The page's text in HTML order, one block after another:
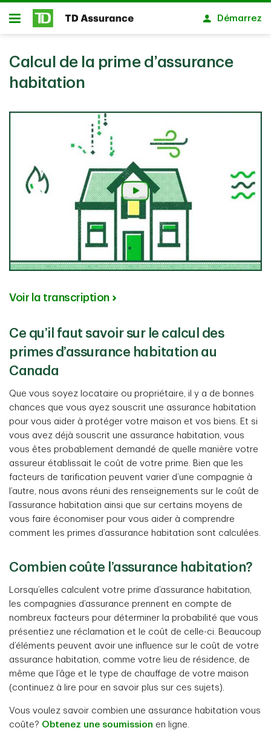
Passer au contenu principal
Ouvert
Démarrez
Calcul de la prime d’assurance
habitation
Voir la transcription
Ce qu’il faut savoir sur le calcul des
primes d’assurance habitation au
Canada
Que vous soyez locataire ou propriétaire, il y a de bonnes
chances que vous ayez souscrit une assurance habitation
pour vous aider à protéger votre maison et vos biens. Et si
vous avez déjà souscrit une assurance habitation, vous
vous êtes probablement demandé de quelle manière votre
assureur établissait le coût de votre prime. Bien que les
facteurs de tarification peuvent varier d’une compagnie à
l’autre, nous avons réuni des renseignements sur le coût de
l’assurance habitation ainsi que sur certains moyens de
vous faire économiser pour vous aider à comprendre
comment les primes d’assurance habitation sont calculées.
Combien coûte l’assurance habitation?
Lorsqu’elles calculent votre prime d’assurance habitation,
les compagnies d’assurance prennent en compte de
nombreux facteurs pour déterminer la probabilité que vous
présentiez une réclamation et le coût de celle-ci. Beaucoup
d’éléments peuvent avoir une influence sur le coût de votre
assurance habitation, comme votre lieu de résidence, de
même que l’âge et le type de chauffage de votre maison
(continuez à lire pour en savoir plus sur ces sujets).
Vous voulez savoir combien une assurance habitation vous
coûte? Obtenez une soumission en ligne.